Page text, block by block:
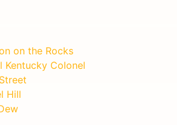
on the Rocks
Kentucky Colonel
Hill